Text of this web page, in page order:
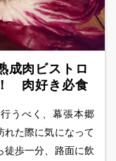
成肉ビストロ
肉好き必食
うべく、幕張本郷
れた際に気になって
徒歩一分、路面に飲